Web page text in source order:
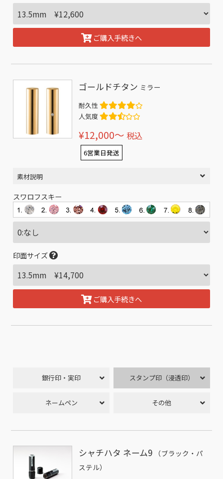
ご購入手続きへ
ゴールドチタン ミラー
耐久性
人気度
¥12,000〜 税込
6営業日発送
素材説明
スワロフスキー
印面サイズ
ご購入手続きへ
銀行印・実印 スタンプ印（浸透印）
ネームペン その他
シャチハタ ネーム9
（ブラック・パ
ステル）